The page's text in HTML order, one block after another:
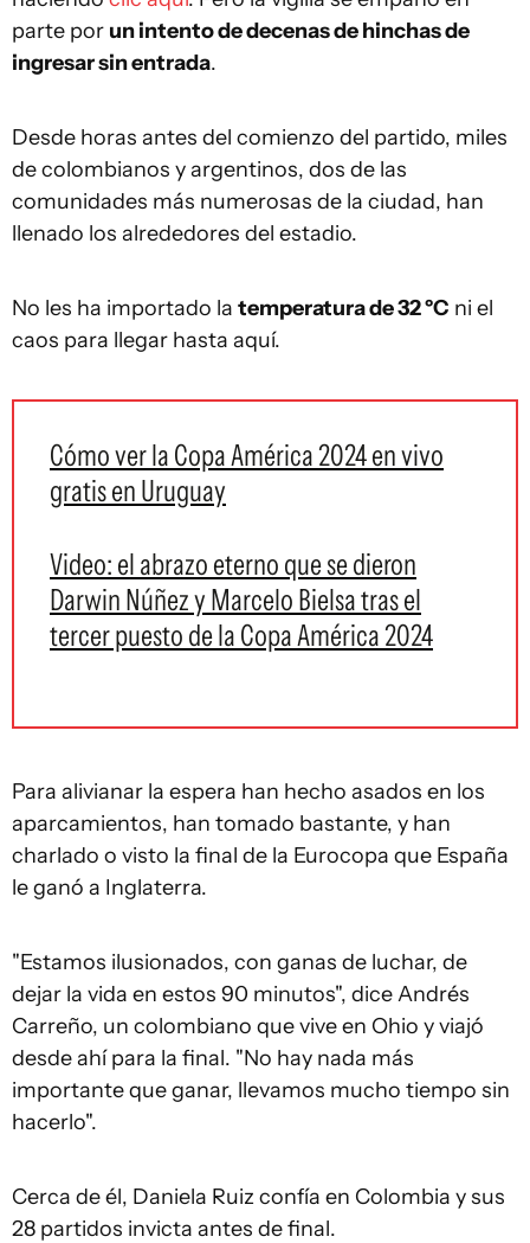
parte por un intento de decenas de hinchas de
ingresar sin entrada.
Desde horas antes del comienzo del partido, miles
de colombianos y argentinos, dos de las
comunidades más numerosas de la ciudad, han
llenado los alrededores del estadio.
No les ha importado la temperatura de 32 ºC ni el
caos para llegar hasta aquí.
Cómo ver la Copa América 2024 en vivo
gratis en Uruguay
Video: el abrazo eterno que se dieron
Darwin Núñez y Marcelo Bielsa tras el
tercer puesto de la Copa América 2024
Para alivianar la espera han hecho asados en los
aparcamientos, han tomado bastante, y han
charlado o visto la final de la Eurocopa que España
le ganó a Inglaterra.
"Estamos ilusionados, con ganas de luchar, de
dejar la vida en estos 90 minutos", dice Andrés
Carreño, un colombiano que vive en Ohio y viajó
desde ahí para la final. "No hay nada más
importante que ganar, llevamos mucho tiempo sin
hacerlo".
Cerca de él, Daniela Ruiz confía en Colombia y sus
28 partidos invicta antes de final.